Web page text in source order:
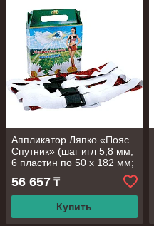
Аппликатор Ляпко «Пояс
Спутник» (шаг игл 5,8 мм;
6 пластин по 50 х 182 мм;
56 657 ₸
Купить